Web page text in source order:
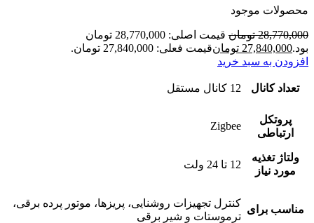
محصولات موجود
28,770,000 تومان
قیمت اصلی: 28,770,000 تومان
بود.27,840,000 تومانقیمت فعلی: 27,840,000 تومان.
افزودن به سبد خرید
تعداد کانال 12 کانال مستقل
پروتکل
ارتباطی
Zigbee
ولتاژ تغذیه
مورد نیاز
12 تا 24 ولت
مناسب برای
کنترل تجهیزات روشنایی، پریزها، موتور پرده برقی،
ترموستات و شیر برقی